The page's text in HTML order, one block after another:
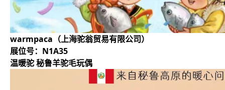
warmpaca（上海驼翁贸易有限公司）
展位号：N1A35
温暖驼 秘鲁羊驼毛玩偶